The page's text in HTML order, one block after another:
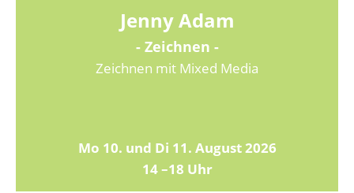
Jenny Adam
- Zeichnen -
Zeichnen mit Mixed Media
Mo 10. und Di 11. August 2026
14 –18 Uhr